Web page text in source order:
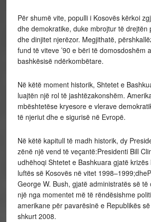
Për shumë vite, populli i Kosovës kërkoi
dhe demokratike, duke mbrojtur të drejtën
dhe dinjitet njerëzor. Megjithatë,
fund të viteve ’90 e bëri të domosdoshëm
bashkësisë ndërkombëtare.
Në këtë moment historik, Shtetet e
luajtën një rol të jashtëzakonshëm.
mbështetëse kryesore e vlerave
të njeriut dhe e sigurisë në Evropë.
Në këtë kapitull të madh historik, dy
zënë një vend të veçantë:Presidenti Bill
udhëhoqi Shtetet e Bashkuara gjatë
luftës së Kosovës në vitet
George W. Bush, gjatë administratës së të
një nga momentet më të rëndësishme
amerikane për pavarësinë e Republikës
shkurt 2008.